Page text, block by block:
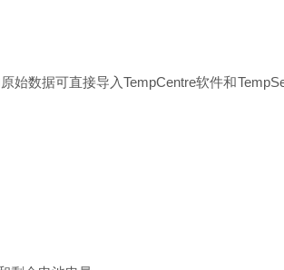
数据可直接导入TempCentre软件和